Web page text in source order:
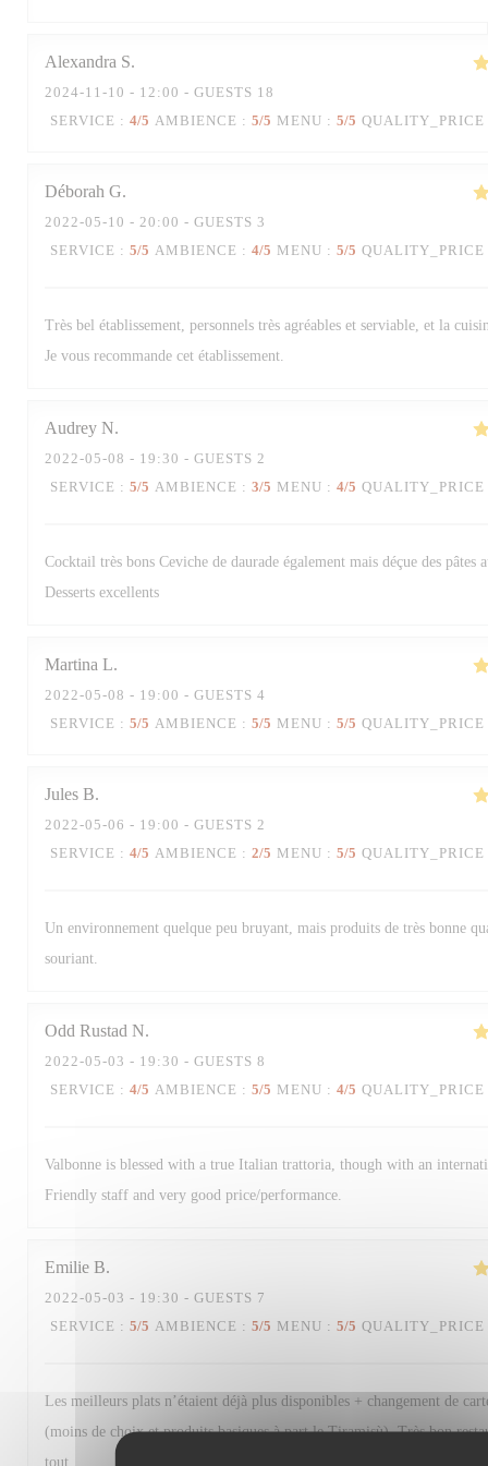
Alexandra S
2024-11-10 - 12:00 - GUESTS 18
SERVICE : 4/5 AMBIENCE : 5/5 MENU : 5/5 QUALITY_PRICE
Déborah G
2022-05-10 - 20:00 - GUESTS 3
SERVICE : 5/5 AMBIENCE : 4/5 MENU : 5/5 QUALITY_PRICE
Très bel établissement, personnels très agréables et serviable, et la
Je vous recommande cet établissement.
Audrey N
2022-05-08 - 19:30 - GUESTS 2
SERVICE : 5/5 AMBIENCE : 3/5 MENU : 4/5 QUALITY_PRICE
Cocktail très bons Ceviche de daurade également mais déçue des pâtes
Desserts excellents
Martina L
2022-05-08 - 19:00 - GUESTS 4
SERVICE : 5/5 AMBIENCE : 5/5 MENU : 5/5 QUALITY_PRICE
Jules B
2022-05-06 - 19:00 - GUESTS 2
SERVICE : 4/5 AMBIENCE : 2/5 MENU : 5/5 QUALITY_PRICE
Un environnement quelque peu bruyant, mais produits de très bonne
souriant.
Odd Rustad N
2022-05-03 - 19:30 - GUESTS 8
SERVICE : 4/5 AMBIENCE : 5/5 MENU : 4/5 QUALITY_PRICE
Valbonne is blessed with a true Italian trattoria, though with an
Friendly staff and very good price/performance.
Emilie B
2022-05-03 - 19:30 - GUESTS 7
SERVICE : 5/5 AMBIENCE : 5/5 MENU : 5/5 QUALITY_PRICE
Les meilleurs plats n’étaient déjà plus disponibles + changement de
(moins de choix et produits basiques à part le Tiramisù). Très bon
tout.